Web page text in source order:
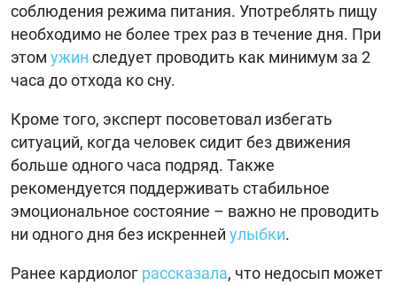
соблюдения режима питания. Употреблять пищу
необходимо не более трех раз в течение дня. При
этом ужин следует проводить как минимум за 2
часа до отхода ко сну.
Кроме того, эксперт посоветовал избегать
ситуаций, когда человек сидит без движения
больше одного часа подряд. Также
рекомендуется поддерживать стабильное
эмоциональное состояние – важно не проводить
ни одного дня без искренней улыбки.
Ранее кардиолог рассказала, что недосып может